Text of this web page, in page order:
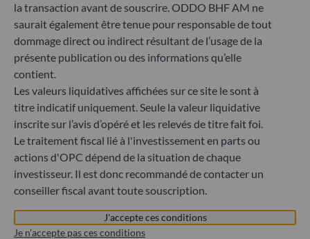
Gallusanlage 8
60329 Frankfurt am Main
Allemagne
+49 (0) 69 920 50 0
Bundesanstalt für Finanzdienstleistungsaufsicht (« BaFin »)
Enregistrement commercial : HRB 11971 tribunal local de
Düsseldorf
ODDO BHF Asset Management LUX
6, rue Gabriel Lippmann
L-5365 Munsbach
Luxembourg
la transaction avant de souscrire. ODDO BHF AM ne
saurait également être tenue pour responsable de tout
dommage direct ou indirect résultant de l’usage de la
présente publication ou des informations qu’elle
contient.
Les valeurs liquidatives affichées sur ce site le sont à
titre indicatif uniquement. Seule la valeur liquidative
inscrite sur l’avis d’opéré et les relevés de titre fait foi.
Le traitement fiscal lié à l'investissement en parts ou
actions d'OPC dépend de la situation de chaque
investisseur. Il est donc recommandé de contacter un
conseiller fiscal avant toute souscription.
J'accepte ces conditions
Je n'accepte pas ces conditions